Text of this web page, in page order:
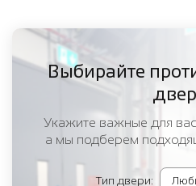
Выбирайте
Укажите важные для
а мы подберем
Тип двери: